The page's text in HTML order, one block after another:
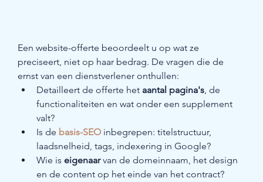
Een website-offerte beoordeelt u op wat ze
preciseert, niet op haar bedrag. De vragen die de
ernst van een dienstverlener onthullen:
Detailleert de offerte het aantal pagina's, de
functionaliteiten en wat onder een supplement
valt?
Is de basis-SEO inbegrepen: titelstructuur,
laadsnelheid, tags, indexering in Google?
Wie is eigenaar van de domeinnaam, het design
en de content op het einde van het contract?